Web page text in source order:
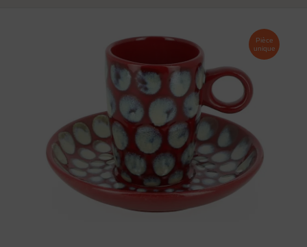
Pièce
unique